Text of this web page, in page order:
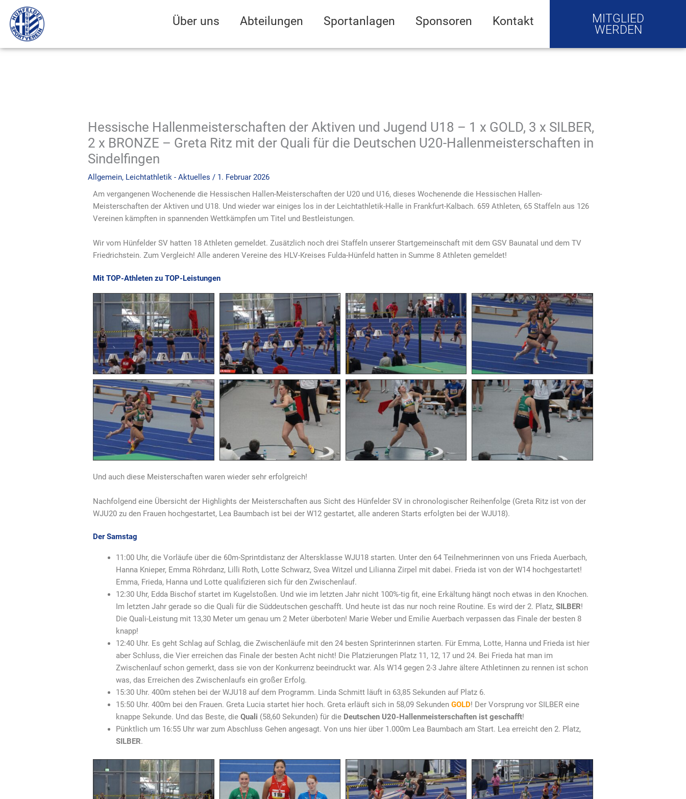
Inhalt
springen
Über uns Abteilungen Sportanlagen Sponsoren Kontakt
MITGLIED
WERDEN
Hessische Hallenmeisterschaften der Aktiven und Jugend U18 – 1 x GOLD, 3 x SILBER,
2 x BRONZE – Greta Ritz mit der Quali für die Deutschen U20-Hallenmeisterschaften in
Sindelfingen
Allgemein, Leichtathletik - Aktuelles / 1. Februar 2026
Am vergangenen Wochenende die Hessischen Hallen-Meisterschaften der U20 und U16, dieses Wochenende die Hessischen Hallen-
Meisterschaften der Aktiven und U18. Und wieder war einiges los in der Leichtathletik-Halle in Frankfurt-Kalbach. 659 Athleten, 65 Staffeln aus 126
Vereinen kämpften in spannenden Wettkämpfen um Titel und Bestleistungen.
Wir vom Hünfelder SV hatten 18 Athleten gemeldet. Zusätzlich noch drei Staffeln unserer Startgemeinschaft mit dem GSV Baunatal und dem TV
Friedrichstein. Zum Vergleich! Alle anderen Vereine des HLV-Kreises Fulda-Hünfeld hatten in Summe 8 Athleten gemeldet!
Mit TOP-Athleten zu TOP-Leistungen
Und auch diese Meisterschaften waren wieder sehr erfolgreich!
Nachfolgend eine Übersicht der Highlights der Meisterschaften aus Sicht des Hünfelder SV in chronologischer Reihenfolge (Greta Ritz ist von der
WJU20 zu den Frauen hochgestartet, Lea Baumbach ist bei der W12 gestartet, alle anderen Starts erfolgten bei der WJU18).
Der Samstag
11:00 Uhr, die Vorläufe über die 60m-Sprintdistanz der Altersklasse WJU18 starten. Unter den 64 Teilnehmerinnen von uns Frieda Auerbach,
Hanna Knieper, Emma Röhrdanz, Lilli Roth, Lotte Schwarz, Svea Witzel und Lilianna Zirpel mit dabei. Frieda ist von der W14 hochgestartet!
Emma, Frieda, Hanna und Lotte qualifizieren sich für den Zwischenlauf.
12:30 Uhr, Edda Bischof startet im Kugelstoßen. Und wie im letzten Jahr nicht 100%-tig fit, eine Erkältung hängt noch etwas in den Knochen.
Im letzten Jahr gerade so die Quali für die Süddeutschen geschafft. Und heute ist das nur noch reine Routine. Es wird der 2. Platz,SILBER!
Die Quali-Leistung mit 13,30 Meter um genau um 2 Meter überboten! Marie Weber und Emilie Auerbach verpassen das Finale der besten 8
knapp!
12:40 Uhr. Es geht Schlag auf Schlag, die Zwischenläufe mit den 24 besten Sprinterinnen starten. Für Emma, Lotte, Hanna und Frieda ist hier
aber Schluss, die Vier erreichen das Finale der besten Acht nicht! Die Platzierungen Platz 11, 12, 17 und 24. Bei Frieda hat man im
Zwischenlauf schon gemerkt, dass sie von der Konkurrenz beeindruckt war. Als W14 gegen 2-3 Jahre ältere Athletinnen zu rennen ist schon
was, das Erreichen des Zwischenlaufs ein großer Erfolg.
15:30 Uhr. 400m stehen bei der WJU18 auf dem Programm. Linda Schmitt läuft in 63,85 Sekunden auf Platz 6.
15:50 Uhr. 400m bei den Frauen. Greta Lucia startet hier hoch. Greta erläuft sich in 58,09 SekundenGOLD! Der Vorsprung vor SILBER eine
knappe Sekunde. Und das Beste, dieQuali (58,60 Sekunden) für die Deutschen U20-Hallenmeisterschaften ist geschafft!
Pünktlich um 16:55 Uhr war zum Abschluss Gehen angesagt. Von uns hier über 1.000m Lea Baumbach am Start. Lea erreicht den 2. Platz,
SILBER.